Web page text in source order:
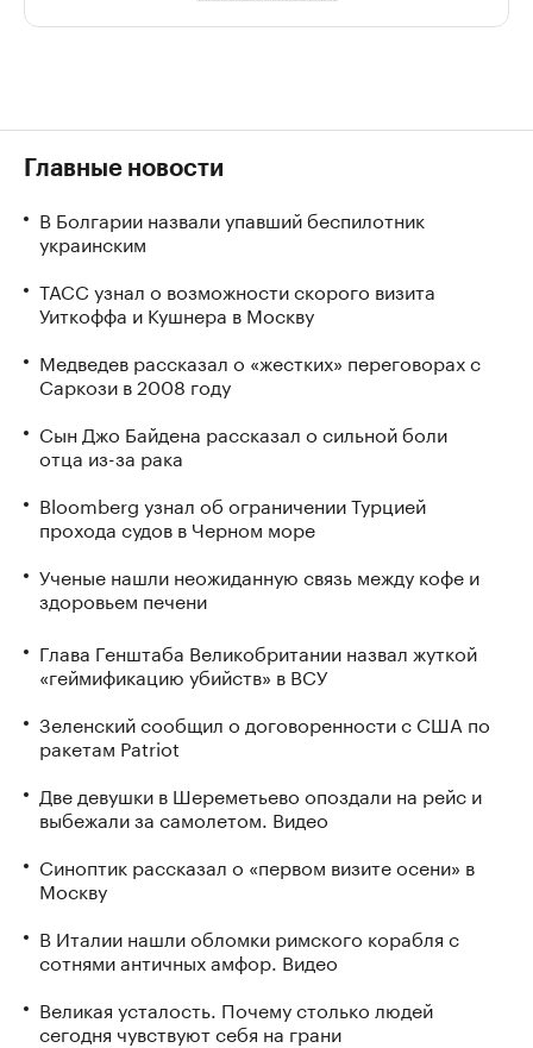
Главные новости
В Болгарии назвали упавший беспилотник
украинским
ТАСС узнал о возможности скорого визита
Уиткоффа и Кушнера в Москву
Медведев рассказал о «жестких» переговорах с
Саркози в 2008 году
Сын Джо Байдена рассказал о сильной боли
отца из-за рака
Bloomberg узнал об ограничении Турцией
прохода судов в Черном море
Ученые нашли неожиданную связь между кофе и
здоровьем печени
Глава Генштаба Великобритании назвал жуткой
«геймификацию убийств» в ВСУ
Зеленский сообщил о договоренности с США по
ракетам Patriot
Две девушки в Шереметьево опоздали на рейс и
выбежали за самолетом. Видео
Синоптик рассказал о «первом визите осени» в
Москву
В Италии нашли обломки римского корабля с
сотнями античных амфор. Видео
Великая усталость. Почему столько людей
сегодня чувствуют себя на грани